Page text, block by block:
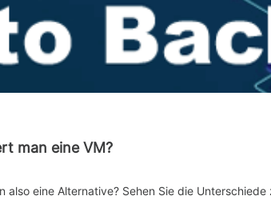
man eine VM?
eine Alternative? Sehen Sie die